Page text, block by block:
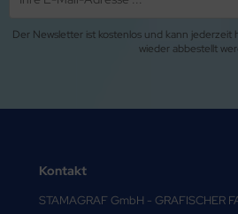
Der Newsletter ist kostenlos und kann
wieder abbestellt
Kontakt
STAMAGRAF GmbH - GRAFISCHER